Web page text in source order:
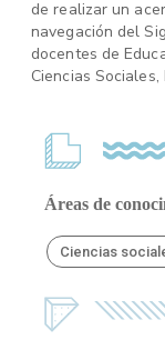
de realizar un
navegación del
docentes de
Ciencias
Áreas de
Ciencias